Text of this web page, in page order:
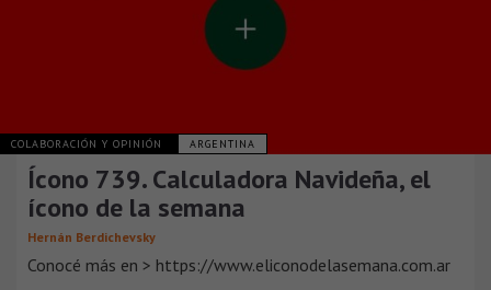
COLABORACIÓN Y OPINIÓN ARGENTINA
Ícono 739. Calculadora Navideña, el
ícono de la semana
Hernán Berdichevsky
Conocé más en > https://www.eliconodelasemana.com.ar